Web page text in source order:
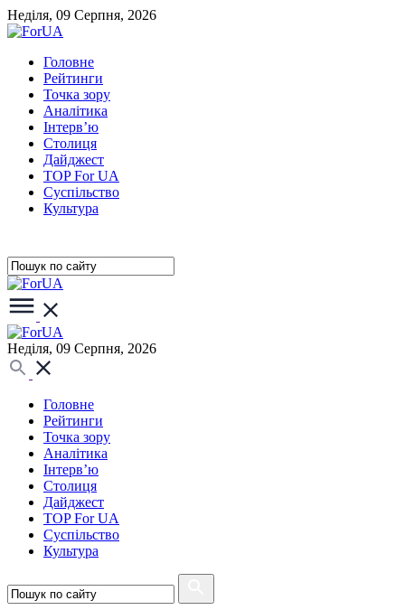
Неділя, 09 Серпня, 2026
Головне
Рейтинги
Точка зору
Аналітика
Інтерв’ю
Столиця
Дайджест
TOP For UA
Суспiльство
Культура
Неділя, 09 Серпня, 2026
Головне
Рейтинги
Точка зору
Аналітика
Інтерв’ю
Столиця
Дайджест
TOP For UA
Суспiльство
Культура